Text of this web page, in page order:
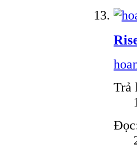
Trả